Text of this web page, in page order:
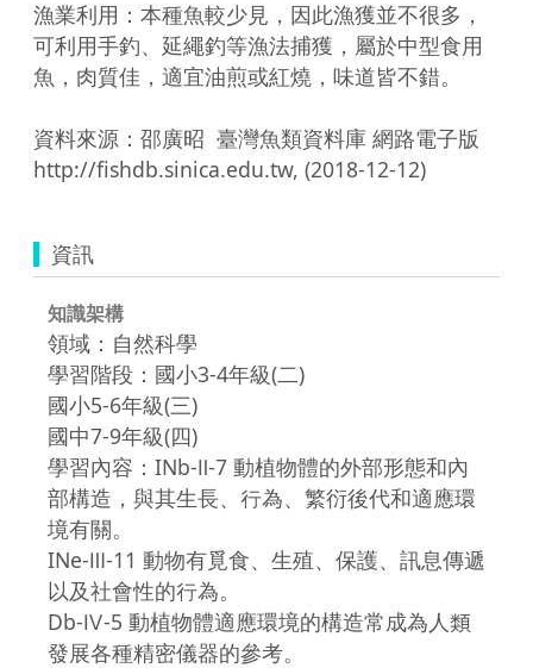
漁業利用：本種魚較少見，因此漁獲並不很多，
可利用手釣、延繩釣等漁法捕獲，屬於中型食用
魚，肉質佳，適宜油煎或紅燒，味道皆不錯。
資料來源：邵廣昭  臺灣魚類資料庫 網路電子版
http://fishdb.sinica.edu.tw, (2018-12-12)
資訊
知識架構
領域：自然科學
學習階段：國小3-4年級(二)
國小5-6年級(三)
國中7-9年級(四)
學習內容：INb-Ⅱ-7 動植物體的外部形態和內
部構造，與其生長、行為、繁衍後代和適應環
境有關。
INe-Ⅲ-11 動物有覓食、生殖、保護、訊息傳遞
以及社會性的行為。
Db-Ⅳ-5 動植物體適應環境的構造常成為人類
發展各種精密儀器的參考。